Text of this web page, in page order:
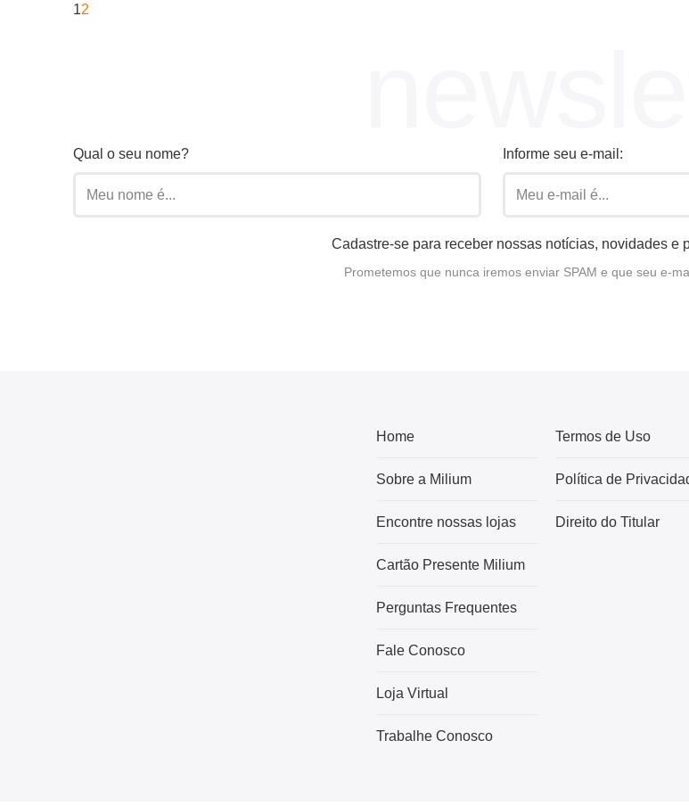
12
Qual o seu nome? Informe seu e-mail:
Cadastre-se para receber nossas notícias, novidades e
Prometemos que nunca iremos enviar SPAM e que seu e-
Home
Sobre a Milium
Encontre nossas lojas
Cartão Presente Milium
Perguntas Frequentes
Fale Conosco
Loja Virtual
Trabalhe Conosco
Termos de Uso
Política de
Direito do Titular